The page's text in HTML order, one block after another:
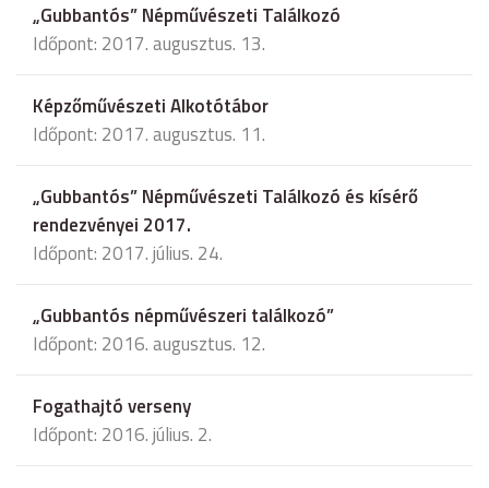
„Gubbantós” Népművészeti Találkozó
Időpont: 2017. augusztus. 13.
Képzőművészeti Alkotótábor
Időpont: 2017. augusztus. 11.
„Gubbantós” Népművészeti Találkozó és kísérő
rendezvényei 2017.
Időpont: 2017. július. 24.
„Gubbantós népművészeri találkozó”
Időpont: 2016. augusztus. 12.
Fogathajtó verseny
Időpont: 2016. július. 2.